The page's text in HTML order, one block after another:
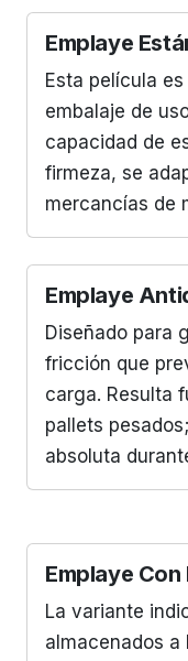
Emplaye
Esta película
embalaje de
capacidad de
firmeza, se
mercancías de
Emplaye
Diseñado para
fricción que
carga. Resulta
pallets
absoluta
Emplaye
La variante
almacenados a